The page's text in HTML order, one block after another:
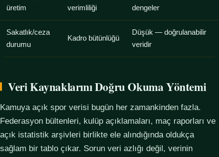
üretim
verimliliği
dengeler
Sakatlık/ceza
durumu
Kadro bütünlüğü
Düşük — doğrulanabilir
veridir
Veri Kaynaklarını Doğru Okuma Yöntemi
Kamuya açık spor verisi bugün her zamankinden fazla.
Federasyon bültenleri, kulüp açıklamaları, maç raporları ve
açık istatistik arşivleri birlikte ele alındığında oldukça
sağlam bir tablo çıkar. Sorun veri azlığı değil, verinin